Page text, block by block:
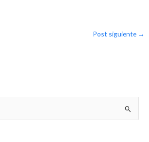
Post siguiente →